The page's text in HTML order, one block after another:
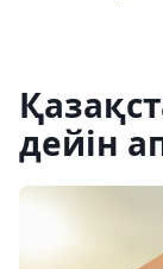
дейін